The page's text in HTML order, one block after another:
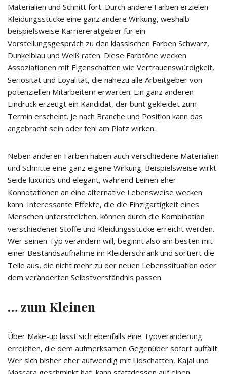
Materialien und Schnitt fort. Durch andere Farben erzielen
Kleidungsstücke eine ganz andere Wirkung, weshalb
beispielsweise Karriereratgeber für ein
Vorstellungsgespräch zu den klassischen Farben Schwarz,
Dunkelblau und Weiß raten. Diese Farbtöne wecken
Assoziationen mit Eigenschaften wie Vertrauenswürdigkeit,
Seriosität und Loyalität, die nahezu alle Arbeitgeber von
potenziellen Mitarbeitern erwarten. Ein ganz anderen
Eindruck erzeugt ein Kandidat, der bunt gekleidet zum
Termin erscheint. Je nach Branche und Position kann das
angebracht sein oder fehl am Platz wirken.
Neben anderen Farben haben auch verschiedene Materialien
und Schnitte eine ganz eigene Wirkung. Beispielsweise wirkt
Seide luxuriös und elegant, während Leinen eher
Konnotationen an eine alternative Lebensweise wecken
kann. Interessante Effekte, die die Einzigartigkeit eines
Menschen unterstreichen, können durch die Kombination
verschiedener Stoffe und Kleidungsstücke erreicht werden.
Wer seinen Typ verändern will, beginnt also am besten mit
einer Bestandsaufnahme im Kleiderschrank und sortiert die
Teile aus, die nicht mehr zu der neuen Lebenssituation oder
dem veränderten Selbstverständnis passen.
… zum Kleinen
Über Make-up lässt sich ebenfalls eine Typveränderung
erreichen, die dem aufmerksamen Gegenüber sofort auffällt.
Wer sich bisher eher aufwendig mit Lidschatten, Kajal und